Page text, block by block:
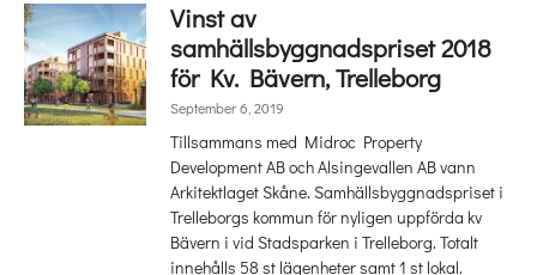
Vinst av
samhällsbyggnadspriset 2018
för Kv. Bävern, Trelleborg
September 6, 2019
Tillsammans med Midroc Property
Development AB och Alsingevallen AB vann
Arkitektlaget Skåne. Samhällsbyggnadspriset i
Trelleborgs kommun för nyligen uppförda kv
Bävern i vid Stadsparken i Trelleborg. Totalt
innehålls 58 st lägenheter samt 1 st lokal.